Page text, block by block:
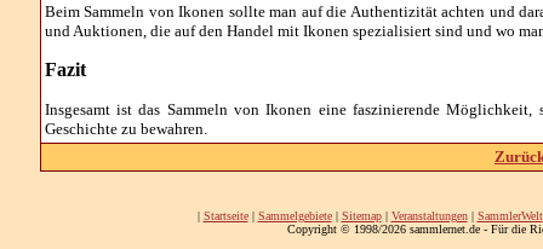
Beim Sammeln von Ikonen sollte man auf die Authentizität achten und
und Auktionen, die auf den Handel mit Ikonen spezialisiert sind und wo
Fazit
Insgesamt ist das Sammeln von Ikonen eine faszinierende
Geschichte zu bewahren.
| Startseite| Sammelgebiete| Sitemap| Veranstaltungen| SammlerWelt
Copyright © 1998/2026 sammlernet.de - Für die